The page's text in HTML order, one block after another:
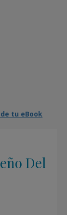
tu eBook
Del